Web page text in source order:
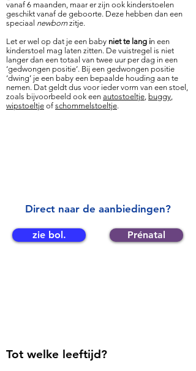
vanaf 6 maanden, maar er zijn ook kinderstoelen
geschikt vanaf de geboorte. Deze hebben dan een
speciaal newbornzitje.
Let er wel op dat je een baby niet te lang in een
kinderstoel mag laten zitten. De vuistregel is niet
langer dan een totaal van twee uur per dag in een
‘gedwongen positie’. Bij een gedwongen positie
‘dwing’ je een baby een bepaalde houding aan te
nemen. Dat geldt dus voor ieder vorm van een stoel,
zoals bijvoorbeeld ook een autostoeltje, buggy,
wipstoeltje of schommelstoeltje.
Direct naar de aanbiedingen?
Tot welke leeftijd?
zie bol. Prénatal